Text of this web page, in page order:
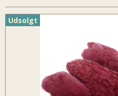
Udsolgt